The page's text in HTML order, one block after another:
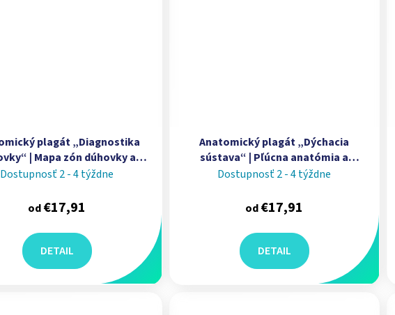
plagát „Diagnostika
| Mapa zón dúhovky a
body | Iridológia | Erler
Dostupnosť 2 - 4 týždne
od€17,91
DETAIL
Anatomický plagát „Dýchacia
sústava“ | Pľúcna anatómia a
dýchacie cesty | Erler Zimmer
Dostupnosť 2 - 4 týždne
od€17,91
DETAIL